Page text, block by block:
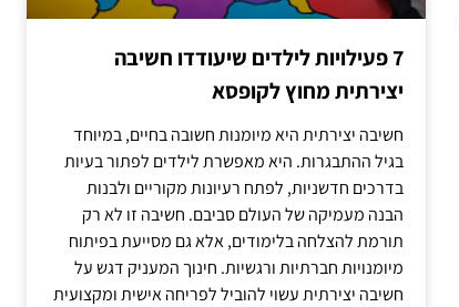
7 פעילויות לילדים שיעודדו חשיבה
יצירתית מחוץ לקופסא
חשיבה יצירתית היא מיומנות חשובה בחיים, במיוחד
בגיל ההתבגרות. היא מאפשרת לילדים לפתור בעיות
בדרכים חדשניות, לפתח רעיונות מקוריים ולבנות
הבנה מעמיקה של העולם סביבם. חשיבה זו לא רק
תורמת להצלחה בלימודים, אלא גם מסייעת בפיתוח
מיומנויות חברתיות ורגשיות. חינוך המעניק דגש על
חשיבה יצירתית עשוי להוביל לפריחה אישית ומקצועית